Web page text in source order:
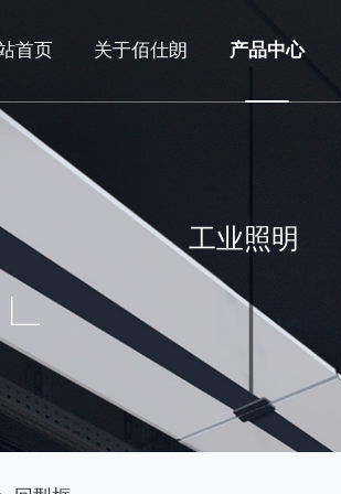
首页 关于佰仕朗 产品中心
工业照明